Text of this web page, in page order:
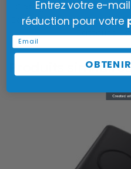
Catégories : Batteries
Externes Charge Rapide,
Batteries
Produits similaires
Entrez votre e-
réduction pour votre
Email